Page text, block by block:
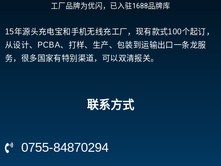
工厂品牌为优闪，已入驻1688品牌库
15年源头充电宝和手机无线充工厂，现有款式100个起订，
从设计、PCBA、打样、生产、包装到运输出口一条龙服
务，很多国家有特别渠道，可以双清报关。
联系方式
0755-84870294